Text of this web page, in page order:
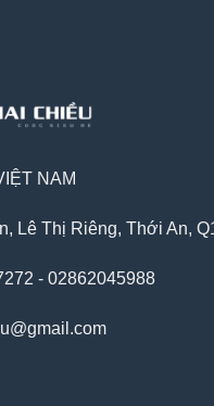
NAM
Lê Thị Riêng, Thới An,
- 02862045988